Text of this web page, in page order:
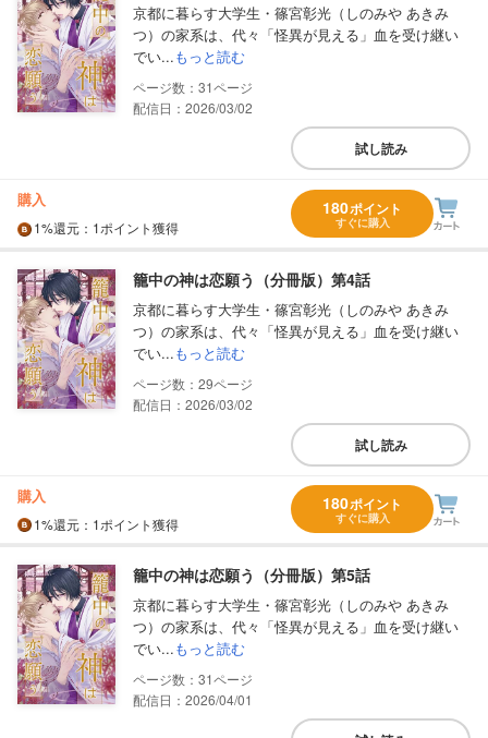
京都に暮らす大学生・篠宮彰光（しのみや あきみ
つ）の家系は、代々「怪異が見える」血を受け継い
でい...もっと読む
31
配信日：2026/03/02
試し読み
購入
1%還元 ：1ポイント獲得
180ポイント
すぐに購入
籠中の神は恋願う（分冊版）第4話
京都に暮らす大学生・篠宮彰光（しのみや あきみ
つ）の家系は、代々「怪異が見える」血を受け継い
でい...もっと読む
29
配信日：2026/03/02
試し読み
購入
1%還元 ：1ポイント獲得
180ポイント
すぐに購入
籠中の神は恋願う（分冊版）第5話
京都に暮らす大学生・篠宮彰光（しのみや あきみ
つ）の家系は、代々「怪異が見える」血を受け継い
でい...もっと読む
31
配信日：2026/04/01